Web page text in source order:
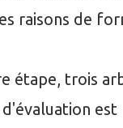
raisons de
étape, trois
est